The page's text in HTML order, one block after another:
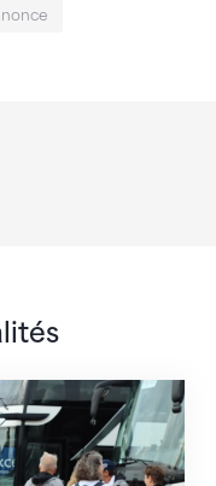
officiel de la FSG